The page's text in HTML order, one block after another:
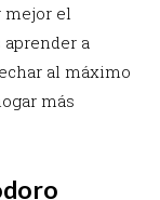
el
a
al máximo
más